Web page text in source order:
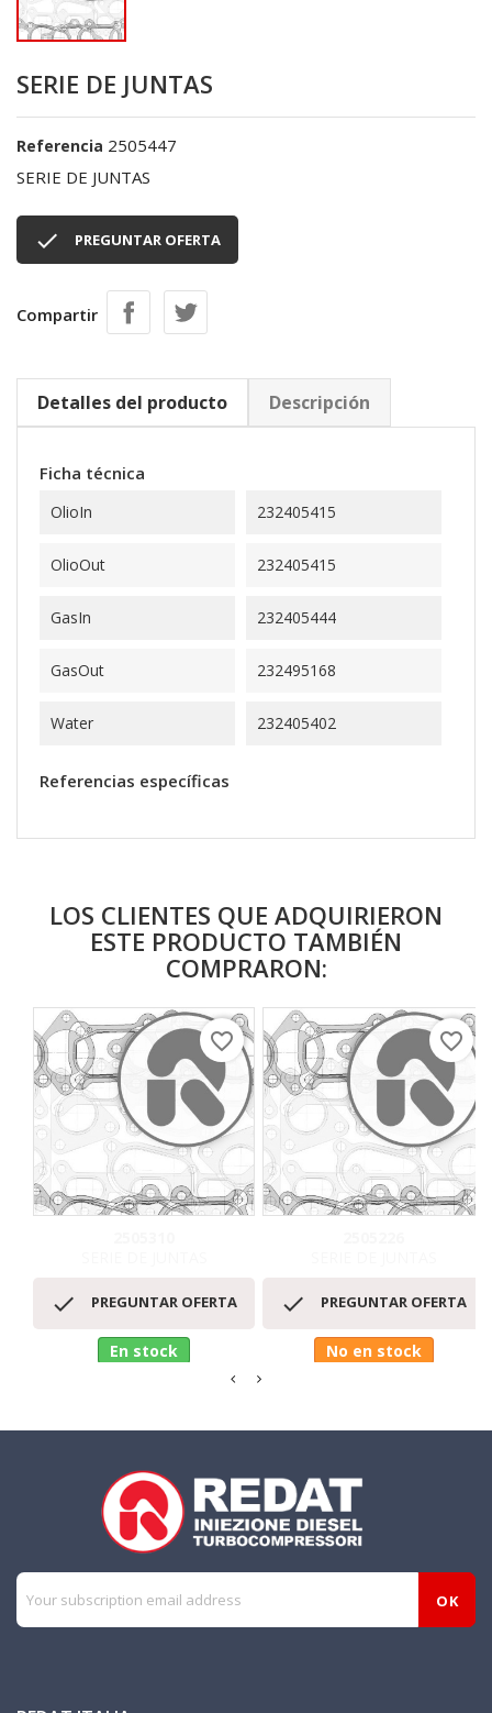
SERIE DE JUNTAS
Referencia 2505447
SERIE DE JUNTAS
 PREGUNTAR OFERTA
Compartir
Detalles del producto Descripción
Ficha técnica
OlioIn 232405415
OlioOut 232405415
GasIn 232405444
GasOut 232495168
Water 232405402
Referencias específicas
LOS CLIENTES QUE ADQUIRIERON
ESTE PRODUCTO TAMBIÉN
COMPRARON:
 PREGUNTAR OFERTA
En stock
favorite_border
 PREGUNTAR OFERTA
No en stock
favorite_border